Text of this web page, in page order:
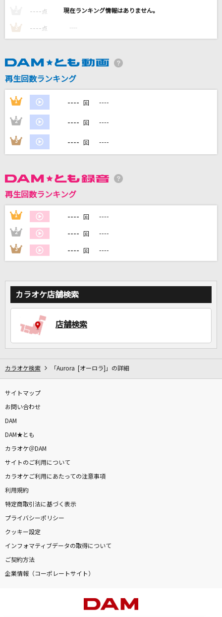
オレンジkiss
高嶺のなでしこ
カラオケ最新情報をチェック！
---- 点 ----
3 ---- 点 ----
再生回数ランキング
1 ---- 回 ----
2 ---- 回 ----
3 ---- 回 ----
再生回数ランキング
1 ---- 回 ----
2 ---- 回 ----
3 ---- 回 ----
カラオケ店舗検索
店舗検索
カラオケ検索 「Aurora [オーロラ]」の詳細
サイトマップ
お問い合わせ
DAM
DAM★とも
カラオケ＠DAM
サイトのご利用について
カラオケご利用にあたっての注意事項
利用規約
特定商取引法に基づく表示
プライバシーポリシー
クッキー設定
インフォマティブデータの取得について
ご契約方法
企業情報（コーポレートサイト）